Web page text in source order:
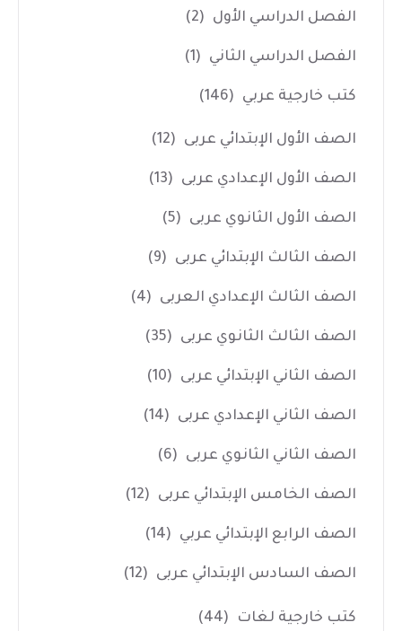
الفصل الدراسي الأول (2)
الفصل الدراسي الثاني (1)
كتب خارجية عربي (146)
الصف الأول الإبتدائي عربى (12)
الصف الأول الإعدادي عربى (13)
الصف الأول الثانوي عربى (5)
الصف الثالث الإبتدائي عربى (9)
الصف الثالث الإعدادي العربى (4)
الصف الثالث الثانوي عربى (35)
الصف الثاني الإبتدائي عربى (10)
الصف الثاني الإعدادي عربى (14)
الصف الثاني الثانوي عربى (6)
الصف الخامس الإبتدائي عربى (12)
الصف الرابع الإبتدائي عربي (14)
الصف السادس الإبتدائي عربى (12)
كتب خارجية لغات (44)